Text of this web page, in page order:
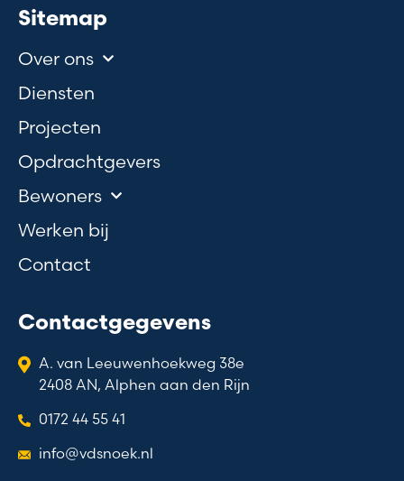
Sitemap
Over ons
Diensten
Projecten
Opdrachtgevers
Bewoners
Werken bij
Contact
Contactgegevens
A. van Leeuwenhoekweg 38e
2408 AN, Alphen aan den Rijn
0172 44 55 41
info@vdsnoek.nl